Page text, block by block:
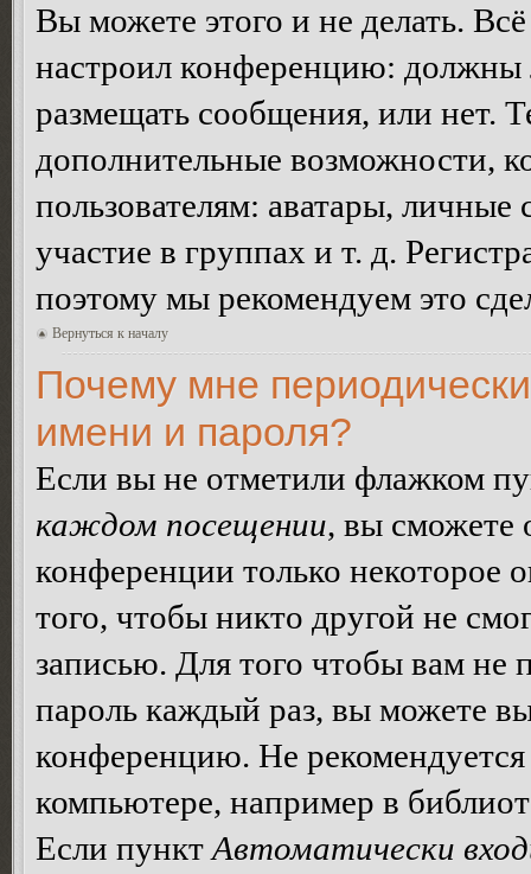
Вы можете этого и не делать.
настроил конференцию: должны
размещать сообщения, или нет.
дополнительные возможности,
пользователям: аватары,
участие в группах и т. д.
поэтому мы рекомендуем это
Вернуться к началу
Почему мне
имени и пароля?
Если вы не отметили флажком
каждом посещении, вы сможете
конференции только некоторое
того, чтобы никто другой не
записью. Для того чтобы вам не
пароль каждый раз, вы можете
конференцию. Не
компьютере, например в
Если пункт Автоматически